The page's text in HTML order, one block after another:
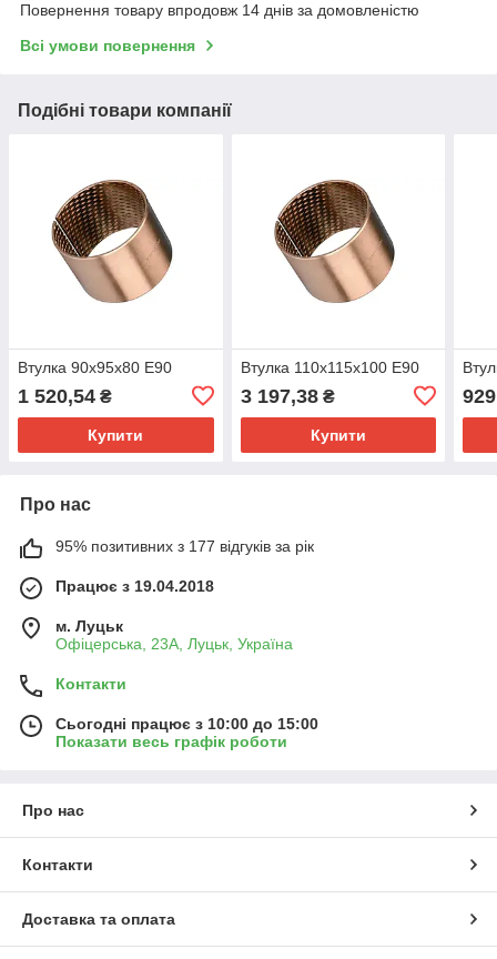
Повернення товару впродовж 14 днів за домовленістю
Всі умови повернення
Подібні товари компанії
Втулка 90х95х80 Е90
1 520,54 ₴
Купити
Втулка 110х115х100 Е90
3 197,38₴
Купити
Про нас
95% позитивних з 177 відгуків за рік
Працює з 19.04.2018
м. Луцьк
Офіцерська, 23А, Луцьк, Україна
Контакти
Сьогодні працює з 10:00 до 15:00
Показати весь графік роботи
Про нас
Контакти
Доставка та оплата